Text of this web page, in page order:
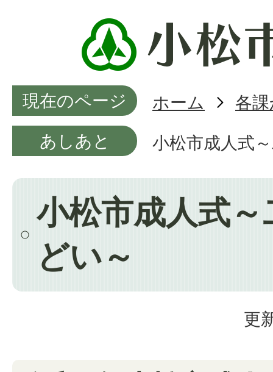
現在のページ ホーム
各
あしあと
小松市成人式
小松市成人式
どい～
更